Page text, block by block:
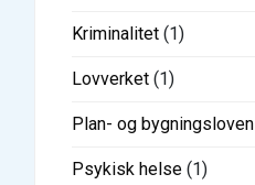
Kriminalitet (1)
Lovverket (1)
Plan- og bygningsloven
Psykisk helse (1)